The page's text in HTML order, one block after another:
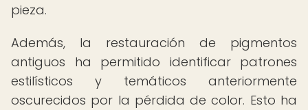
pieza.
Además, la restauración de pigmentos
antiguos ha permitido identificar patrones
estilísticos y temáticos anteriormente
oscurecidos por la pérdida de color. Esto ha